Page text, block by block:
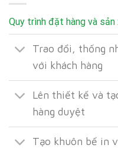
Quy trình đặt hàng và sản
Trao đổi, thống
với khách hàng
Lên thiết kế và
hàng duyệt
Tạo khuôn bế in